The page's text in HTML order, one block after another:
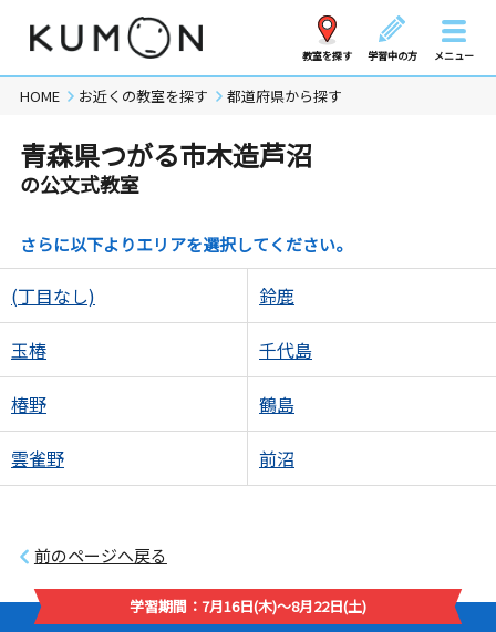
教室を探す 学習中の方 メニュー
HOME お近くの教室を探す 都道府県から探す
青森県つがる市木造芦沼
の公文式教室
さらに以下よりエリアを選択してください。
(丁目なし) 鈴鹿
玉椿 千代島
椿野 鶴島
雲雀野 前沼
前のページへ戻る
学習期間：7月16日(木)～8月22日(土)